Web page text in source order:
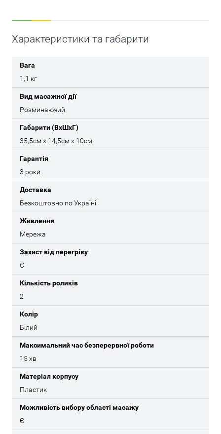
Характеристики та габарити
Вага
1,1 кг
Вид масажної дії
Розминаючий
Габарити (ВхШхГ)
35,5см x 14,5см x 10см
Гарантія
3 роки
Доставка
Безкоштовно по Україні
Живлення
Мережа
Захист від перегріву
Є
Кількість роликів
2
Колір
Білий
Максимальний час безперервної роботи
15 хв
Матеріал корпусу
Пластик
Можливість вибору області масажу
Є